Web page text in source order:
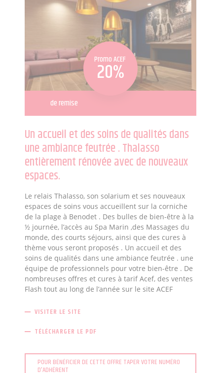
Promo ACEF
20%
de remise
Un accueil et des soins de qualités dans
une ambiance feutrée . Thalasso
entièrement rénovée avec de nouveaux
espaces.
Le relais Thalasso, son solarium et ses nouveaux
espaces de soins vous accueillent sur la corniche
de la plage à Benodet . Des bulles de bien-être à la
½ journée, l’accès au Spa Marin ,des Massages du
monde, des courts séjours, ainsi que des cures à
thème vous seront proposés . Un accueil et des
soins de qualités dans une ambiance feutrée . une
équipe de professionnels pour votre bien-être . De
nombreuses offres et cures à tarif Acef, des ventes
Flash tout au long de l’année sur le site ACEF
VISITER LE SITE
TÉLÉCHARGER LE PDF
POUR BÉNÉFICIER DE CETTE OFFRE TAPER VOTRE NUMÉRO
D'ADHÉRENT